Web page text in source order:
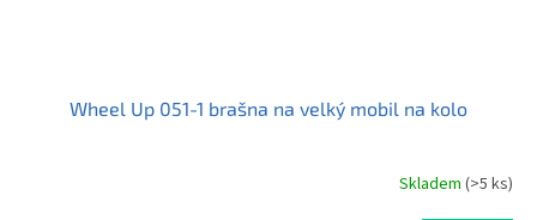
Wheel Up 051-1 brašna na velký mobil na kolo
Skladem(>5 ks)